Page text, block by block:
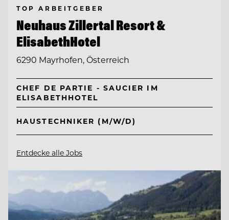
TOP ARBEITGEBER
Neuhaus Zillertal Resort &
ElisabethHotel
6290 Mayrhofen, Österreich
CHEF DE PARTIE - SAUCIER IM
ELISABETHHOTEL
HAUSTECHNIKER (M/W/D)
Entdecke alle Jobs